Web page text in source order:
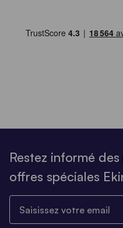
Restez informé
offres spéciales